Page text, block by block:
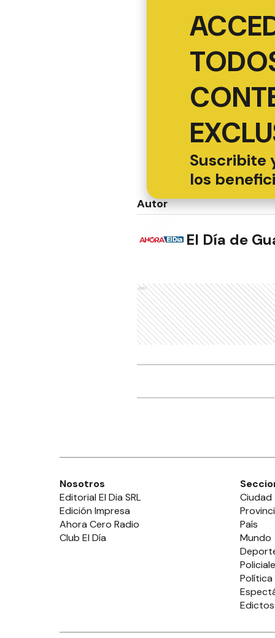
Suscribite
los
Autor
El Día de
Ads
Nosotros
Editorial El Dia SRL
Edición Impresa
Ahora Cero Radio
Club El Día
Ciudad
País
Mundo
Política
Edictos